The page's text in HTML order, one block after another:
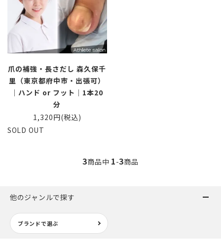
爪の補強・長さだし 森久保千
里（東京都府中市・出張可）
｜ハンド or フット｜1本20
分
1,320円(税込)
SOLD OUT
3商品中 1-3商品
他のジャンルで探す
ブランドで選ぶ